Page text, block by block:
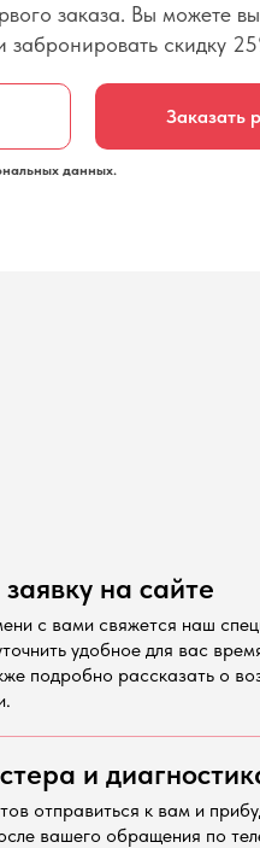
данных.
Заказать
заказа. Вы можете
забронировать скидку
на сайте
с вами свяжется наш
удобное для вас
подробно рассказать о
и
отправиться к вам и
вашего обращения по